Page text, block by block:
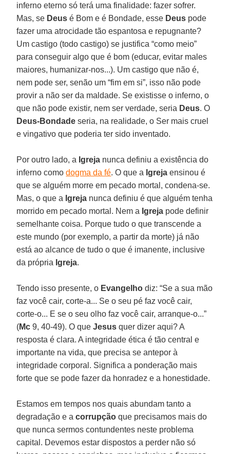
inferno eterno só terá uma finalidade: fazer sofrer.
Mas, se Deus é Bom e é Bondade, esse Deus pode
fazer uma atrocidade tão espantosa e repugnante?
Um castigo (todo castigo) se justifica “como meio”
para conseguir algo que é bom (educar, evitar males
maiores, humanizar-nos...). Um castigo que não é,
nem pode ser, senão um “fim em si”, isso não pode
provir a não ser da maldade. Se existisse o inferno, o
que não pode existir, nem ser verdade, seria Deus. O
Deus-Bondade seria, na realidade, o Ser mais cruel
e vingativo que poderia ter sido inventado.
Por outro lado, a Igreja nunca definiu a existência do
inferno comodogma da fé. O que a Igreja ensinou é
que se alguém morre em pecado mortal, condena-se.
Mas, o que a Igreja nunca definiu é que alguém tenha
morrido em pecado mortal. Nem a Igreja pode definir
semelhante coisa. Porque tudo o que transcende a
este mundo (por exemplo, a partir da morte) já não
está ao alcance de tudo o que é imanente, inclusive
da própria Igreja.
Tendo isso presente, o Evangelho diz: “Se a sua mão
faz você cair, corte-a... Se o seu pé faz você cair,
corte-o... E se o seu olho faz você cair, arranque-o...”
(Mc 9, 40-49). O queJesus quer dizer aqui? A
resposta é clara. A integridade ética é tão central e
importante na vida, que precisa se antepor à
integridade corporal. Significa a ponderação mais
forte que se pode fazer da honradez e a honestidade.
Estamos em tempos nos quais abundam tanto a
degradação e acorrupção que precisamos mais do
que nunca sermos contundentes neste problema
capital. Devemos estar dispostos a perder não só